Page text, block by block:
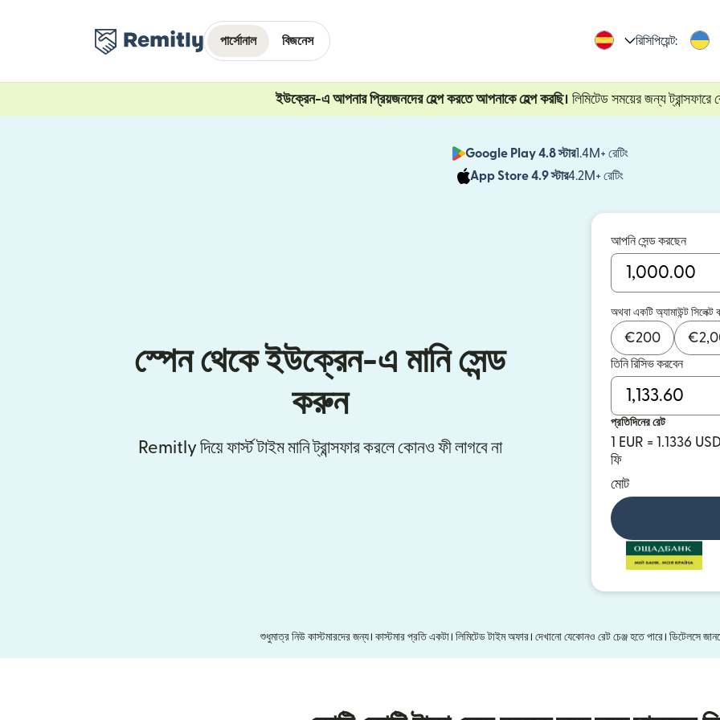
পার্সোনাল বিজনেস রিসিপিয়েন্ট:
ইউক্রেন-এ আপনার প্রিয়জনদের হেল্প করতে আপনাকে হেল্প করছি। লিমিটেড সময়ের জন্য ট্রান্সফারে
Google Play 4.8 স্টার1.4M+ রেটিং
App Store 4.9 স্টার4.2M+ রেটিং
স্পেন থেকে ইউক্রেন-এ মানি সেন্ড
করুন
Remitly দিয়ে ফার্স্ট টাইম মানি ট্রান্সফার করলে কোনও ফী লাগবে না
আপনি সেন্ড করছেন
অথবা একটি অ্যামাউন্ট সিলেক্ট
€200 €
তিনি রিসিভ করবেন
প্রতিদিনের রেট
1 EUR = 1.1336 USD
ফি
মোট
শুধুমাত্র নিউ কাস্টমারদের জন্য। কাস্টমার প্রতি একটা। লিমিটেড টাইম অফার। দেখানো যেকোনও রেট চেঞ্জ হতে পারে। ডিটেলসে